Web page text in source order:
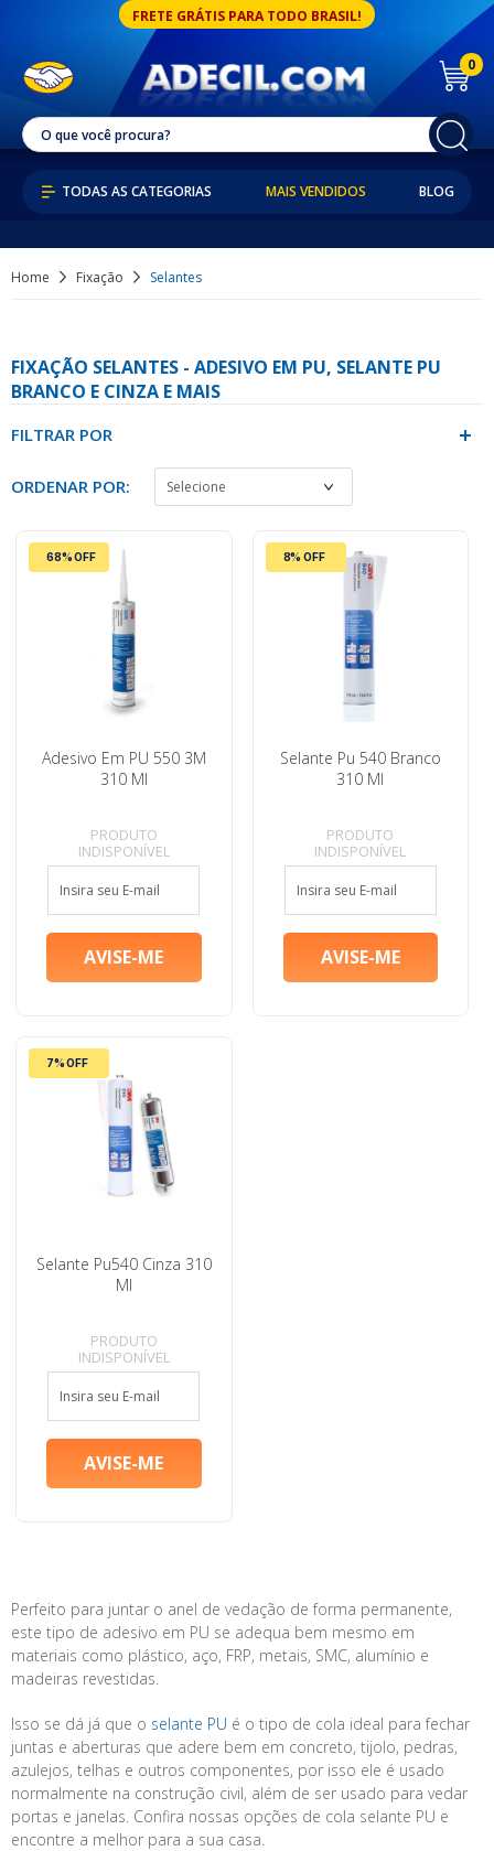
FRETE GRÁTIS PARA TODO BRASIL!
0
MAIS VENDIDOS BLOG
Home Fixação Selantes
FIXAÇÃO SELANTES - ADESIVO EM PU, SELANTE PU
BRANCO E CINZA E MAIS
FILTRAR POR
ORDENAR POR:
68% OFF
Adesivo Em PU 550 3M
310 Ml
PRODUTO
INDISPONÍVEL
8% OFF
Selante Pu 540 Branco
310 Ml
PRODUTO
INDISPONÍVEL
7% OFF
Selante Pu540 Cinza 310
Ml
PRODUTO
INDISPONÍVEL
Perfeito para juntar o anel de vedação de forma permanente,
este tipo de adesivo em PU se adequa bem mesmo em
materiais como plástico, aço, FRP, metais, SMC, alumínio e
madeiras revestidas.
Isso se dá já que o selante PU é o tipo de cola ideal para fechar
juntas e aberturas que adere bem em concreto, tijolo, pedras,
azulejos, telhas e outros componentes, por isso ele é usado
normalmente na construção civil, além de ser usado para vedar
portas e janelas. Confira nossas opções de cola selante PU e
encontre a melhor para a sua casa.